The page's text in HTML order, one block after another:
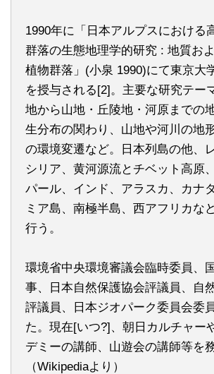
1990年に「日本アルプスにおける
群落の生態地理学的研究 : 地質お
植物群落」(小泉 1990)にて東京大
を授与される[2]。主要な研究テー
地から山地・丘陵地・河原までの
生分布の関わり、山地や河川の地
の環境変遷など。日本列島の他、
シリア、黄河源流とチベット高原
パール、インド、アラスカ、カナ
ミア島、南極半島、西アフリカな
行う。
環境省中央環境審議会臨時委員、
事、日本自然保護協会評議員、自
評議員、日本ジオパーク委員会委
た。現在[いつ?]、朝日カルチャー
デミーの講師、山遊会の講師等を
（Wikipediaより）